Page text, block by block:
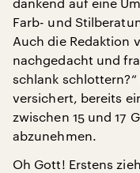
Farb- und
Auch die Redaktion
nachgedacht und
schlank
versichert, bereits
zwischen 15 und 17
abzunehmen.
Oh Gott! Erstens